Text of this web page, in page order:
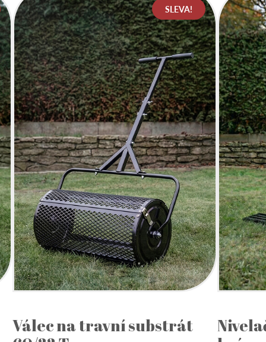
SLEVA!
Válec na travní substrát